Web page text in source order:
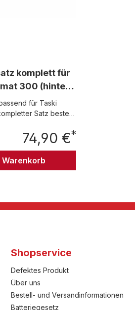
komplett für
300 (hinten
für Taski
Satz besteht
hinten
Regulärer Preis:
74,90 €*
Warenkorb
Shopservice
Defektes Produkt
Über uns
Bestell- und Versandinformationen
Batteriegesetz